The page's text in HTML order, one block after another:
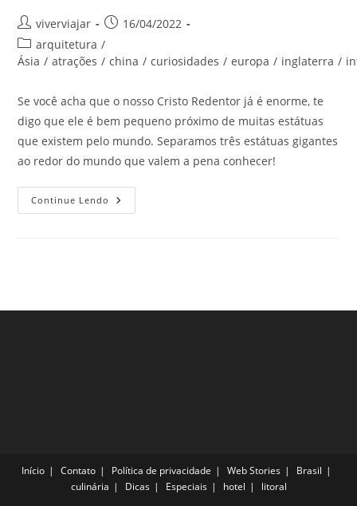
Autor
do
post:
viverviajar
Post
publicado:
16/04/2022
Categoria
do
arquitetura /
Ásia / atrações / china / curiosidades / europa / inglaterra /
Se você acha que o nosso Cristo Redentor já é enorme, te
digo que ele é bem pequeno próximo de muitas estátuas
que existem pelo mundo. Separamos três estátuas gigantes
ao redor do mundo que valem a pena conhecer!
Continue Lendo Estátuas
Gigantes
Bem
Início Contato Política de privacidade Web Stories
Brasil
culinária
Dicas Especiais hotel litoral